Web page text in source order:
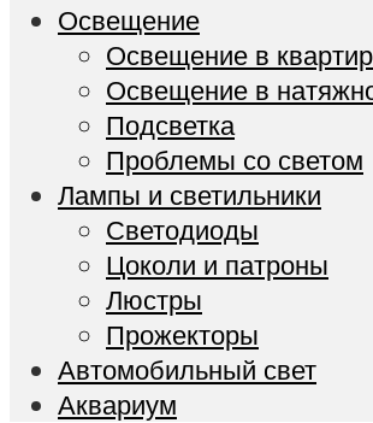
Освещение
Освещение в
Освещение в
Подсветка
Проблемы со светом
Лампы и светильники
Светодиоды
Цоколи и патроны
Люстры
Прожекторы
Автомобильный свет
Аквариум